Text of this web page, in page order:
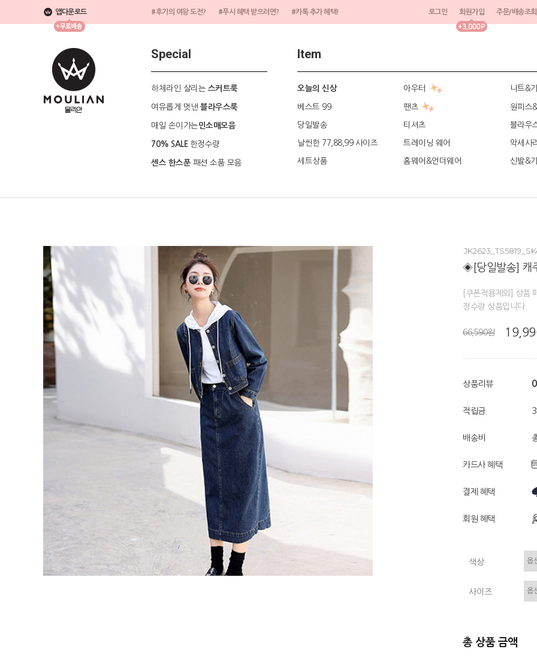
앱다운로드 #후기의 여왕 도전? #푸시 혜택 받으려면? #카톡 추가 혜택! 로그인 회원가입 주문/배송조회
Special
하체라인 살리는 스커트룩
여유롭게 멋낸 블라우스룩
매일 손이가는민소매모음
70% SALE 한정수량
센스 한스푼패션 소품 모음
Item
오늘의 신상 아우터 니트&
베스트 99 팬츠 원피스
당일발송 티셔츠 블라우
날씬한 77,88,99 사이즈 트레이닝 웨어 악세사
세트상품 홈웨어&언더웨어 신발&
◈[당일발송] 캐
[쿠폰적용제외] 상품
정수량 상품입니다.
66,590원
상품리뷰 0
적립금
배송비
카드사 혜택
결제 혜택
회원 혜택
색상
사이즈
총 상품 금액